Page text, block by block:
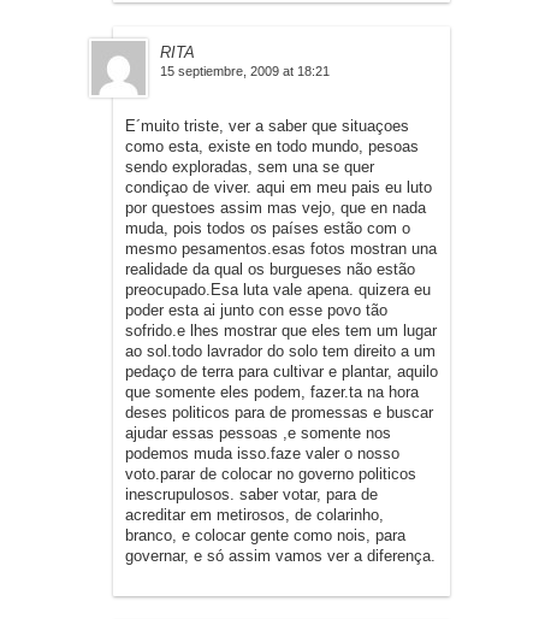
RITA
15 septiembre, 2009 at 18:21
E´muito triste, ver a saber que situaçoes
como esta, existe en todo mundo, pesoas
sendo exploradas, sem una se quer
condiçao de viver. aqui em meu pais eu luto
por questoes assim mas vejo, que en nada
muda, pois todos os países estão com o
mesmo pesamentos.esas fotos mostran una
realidade da qual os burgueses não estão
preocupado.Esa luta vale apena. quizera eu
poder esta ai junto con esse povo tão
sofrido.e lhes mostrar que eles tem um lugar
ao sol.todo lavrador do solo tem direito a um
pedaço de terra para cultivar e plantar, aquilo
que somente eles podem, fazer.ta na hora
deses politicos para de promessas e buscar
ajudar essas pessoas ,e somente nos
podemos muda isso.faze valer o nosso
voto.parar de colocar no governo politicos
inescrupulosos. saber votar, para de
acreditar em metirosos, de colarinho,
branco, e colocar gente como nois, para
governar, e só assim vamos ver a diferença.